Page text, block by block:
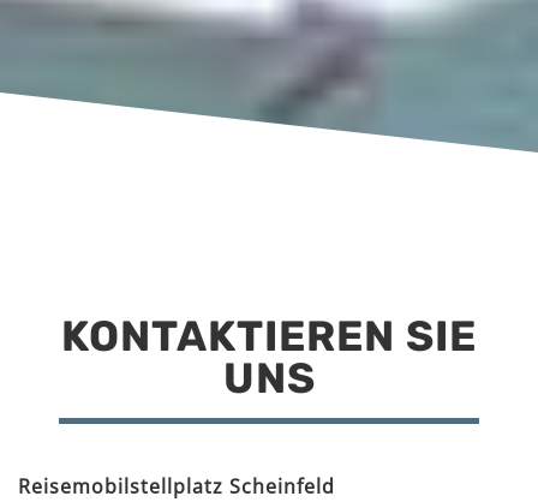
KONTAKTIEREN SIE
UNS
Reisemobilstellplatz Scheinfeld